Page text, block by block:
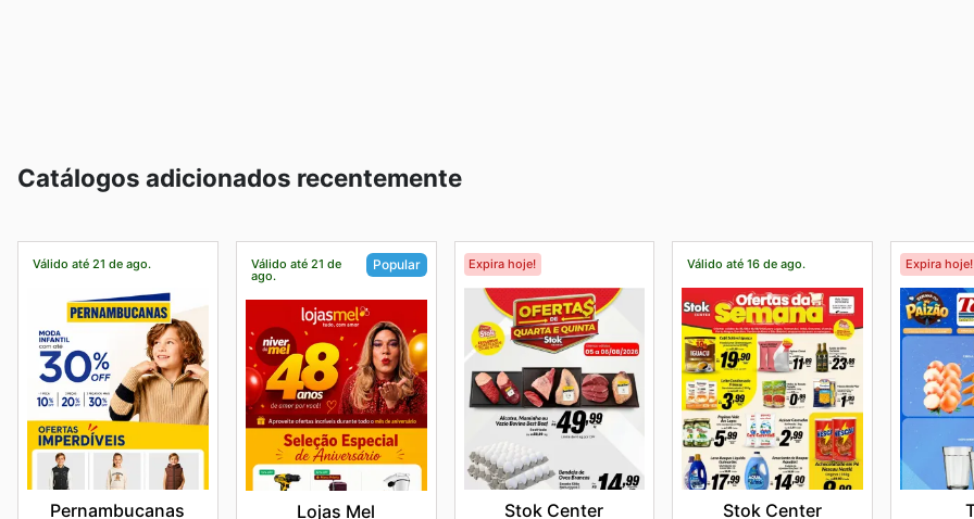
Catálogos adicionados recentemente
Válido até 21 de ago.
Pernambucanas
Válido até 21 de
ago.
Popular
Lojas Mel
Expira hoje!
Stok Center
Válido até 16 de ago.
Stok Center
Expira hoje!